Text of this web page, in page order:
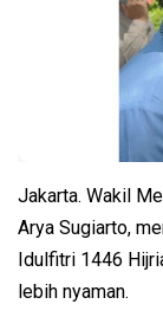
Jakarta. Wakil
Arya Sugiarto,
Idulfitri 1446
lebih nyaman.